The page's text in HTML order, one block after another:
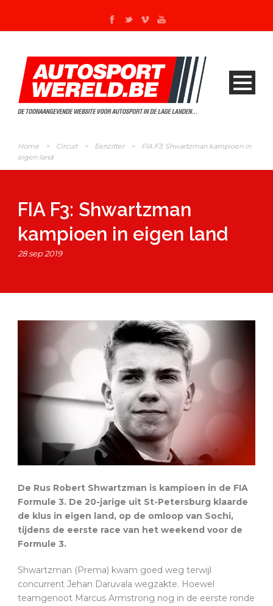
Home > Circuit > Eenzitter >
FIA F3: Shwartzman kampioen in
eigen land
FIA F3: Shwartzman
kampioen in eigen land
28 sep 2019
De Rus Robert Shwartzman is kampioen in de FIA
Formule 3. De 20-jarige uit St-Petersburg klaarde
de klus in eigen land, op de omloop van Sochi,
tijdens de eerste race van het weekend voor de
Formule 3.
Shwartzman (Prema) kwam goed weg terwijl
concurrent Jehan Daruvala wegzakte. Hoewel
teamgenoot Marcus Armstrong nog in de eerste ronde